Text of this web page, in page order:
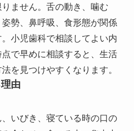
ません。舌の動き、噛む
勢、鼻呼吸、食形態が関係
小児歯科で相談してよい内
で早めに相談すると、生活
を見つけやすくなります。
由
いびき、寝ている時の口の